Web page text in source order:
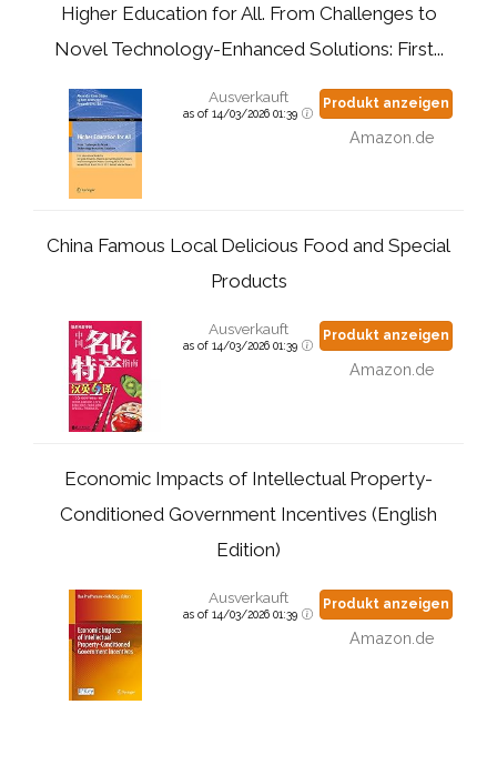
Higher Education for All. From Challenges to
Novel Technology-Enhanced Solutions: First...
Ausverkauft
as of 14/03/2026 01:39
Produkt anzeigen
Amazon.de
China Famous Local Delicious Food and Special
Products
Ausverkauft
as of 14/03/2026 01:39
Produkt anzeigen
Amazon.de
Economic Impacts of Intellectual Property-
Conditioned Government Incentives (English
Edition)
Ausverkauft
as of 14/03/2026 01:39
Produkt anzeigen
Amazon.de